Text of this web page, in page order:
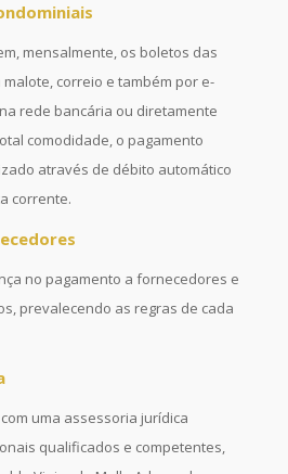
mensalmente, os boletos das
correio e também por e-
rede bancária ou diretamente
comodidade, o pagamento
através de débito automático
corrente.
no pagamento a fornecedores e
prevalecendo as regras de cada
uma assessoria jurídica
qualificados e competentes,